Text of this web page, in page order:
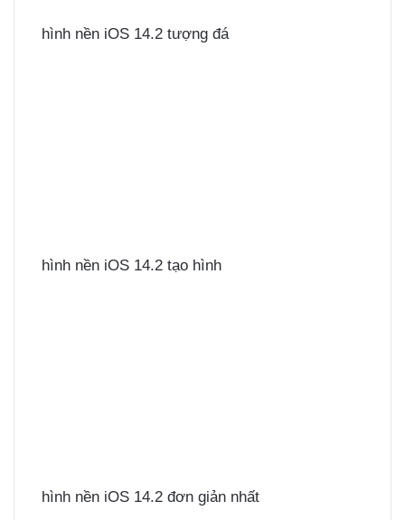
hình nền iOS 14.2 tượng đá
hình nền iOS 14.2 tạo hình
hình nền iOS 14.2 đơn giản nhất